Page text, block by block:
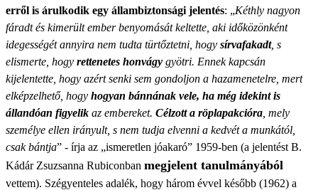
erről is árulkodik egy állambiztonsági jelentés: „Kéthly nagyon
fáradt és kimerült ember benyomását keltette, aki időközönként
idegességét annyira nem tudta türtőztetni, hogy sírvafakadt, s
elismerte, hogy rettenetes honvágy gyötri. Ennek kapcsán
kijelentette, hogy azért senki sem gondoljon a hazamenetelre, mert
elképzelhető, hogy hogyan bánnának vele, ha még idekint is
állandóan figyelik az embereket. Célzott a röplapakcióra , mely
személye ellen irányult, s nem tudja elvenni a kedvét a munkától,
csak bántja” - írja az „ismeretlen jóakaró” 1959-ben (a jelentést B.
Kádár Zsuzsanna Rubiconban megjelent tanulmányából
vettem). Szégyenteles adalék, hogy három évvel később (1962) a